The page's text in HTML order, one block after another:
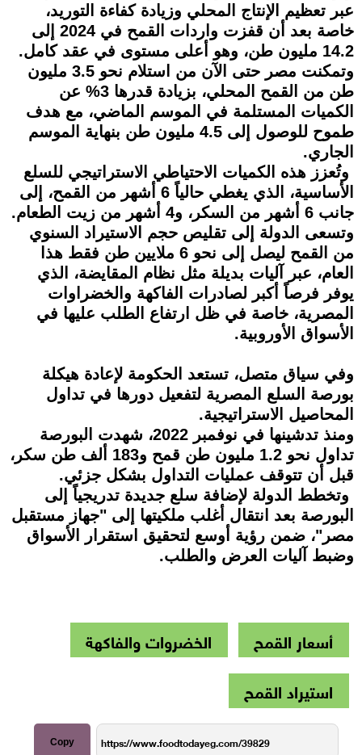
عبر تعظيم الإنتاج المحلي وزيادة كفاءة التوريد،
خاصة بعد أن قفزت واردات القمح في 2024 إلى
14.2 مليون طن، وهو أعلى مستوى في عقد كامل.
وتمكنت مصر حتى الآن من استلام نحو 3.5 مليون
طن من القمح المحلي، بزيادة قدرها 3% عن
الكميات المستلمة في الموسم الماضي، مع هدف
طموح للوصول إلى 4.5 مليون طن بنهاية الموسم
الجاري.
وتُعزز هذه الكميات الاحتياطي الاستراتيجي للسلع
الأساسية، الذي يغطي حالياً 6 أشهر من القمح، إلى
جانب 6 أشهر من السكر، و4 أشهر من زيت الطعام.
وتسعى الدولة إلى تقليص حجم الاستيراد السنوي
من القمح ليصل إلى نحو 6 ملايين طن فقط هذا
العام، عبر آليات بديلة مثل نظام المقايضة، الذي
يوفر فرصاً أكبر لصادرات الفاكهة والخضراوات
المصرية، خاصة في ظل ارتفاع الطلب عليها في
الأسواق الأوروبية.
وفي سياق متصل، تستعد الحكومة لإعادة هيكلة
بورصة السلع المصرية لتفعيل دورها في تداول
المحاصيل الاستراتيجية.
ومنذ تدشينها في نوفمبر 2022، شهدت البورصة
تداول نحو 1.2 مليون طن قمح و183 ألف طن سكر،
قبل أن تتوقف عمليات التداول بشكل جزئي.
وتخطط الدولة لإضافة سلع جديدة تدريجياً إلى
البورصة بعد انتقال أغلب ملكيتها إلى "جهاز مستقبل
مصر"، ضمن رؤية أوسع لتحقيق استقرار الأسواق
وضبط آليات العرض والطلب.
أسعار القمح
الخضروات والفاكهة
استيراد القمح
Copy